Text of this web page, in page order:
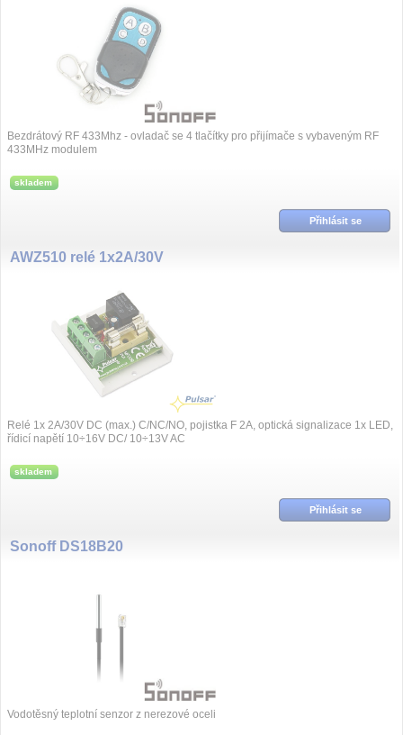
Bezdrátový RF 433Mhz - ovladač se 4 tlačítky pro přijímače s vybaveným RF
433MHz modulem
skladem
Přihlásit se
AWZ510 relé 1x2A/30V
Relé 1x 2A/30V DC (max.) C/NC/NO, pojistka F 2A, optická signalizace 1x LED,
řídicí napětí 10÷16V DC/ 10÷13V AC
skladem
Přihlásit se
Sonoff DS18B20
Vodotěsný teplotní senzor z nerezové oceli